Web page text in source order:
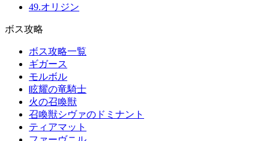
49.オリジン
ボス攻略
ボス攻略一覧
ギガース
モルボル
眩耀の竜騎士
火の召喚獣
召喚獣シヴァのドミナント
ティアマット